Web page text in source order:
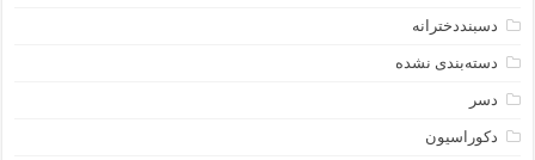
دسبنددخترانه
دسته‌بندی نشده
دسر
دکوراسیون